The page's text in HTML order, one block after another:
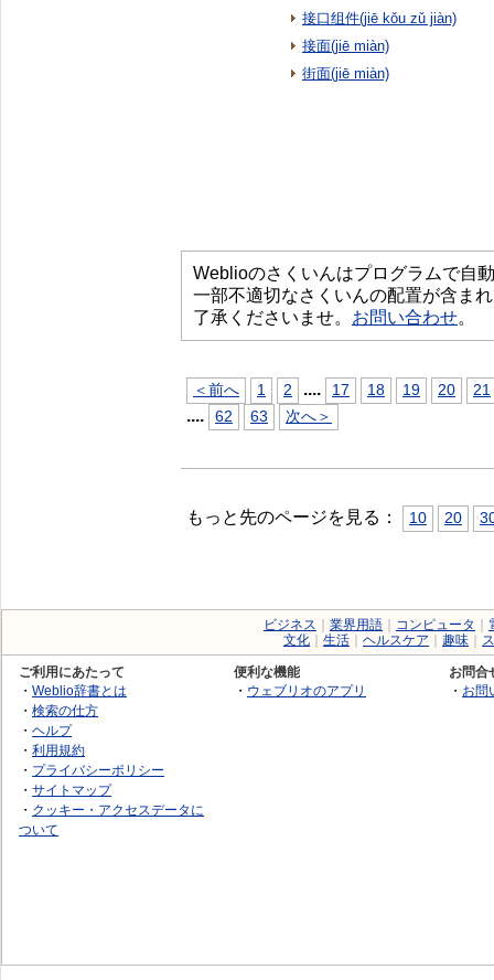
接口组件(jiē kǒu zǔ jiàn)
接面(jiē miàn)
街面(jiē miàn)
Weblioのさくいんはプログラムで自
一部不適切なさくいんの配置が含ま
了承くださいませ。 お問い合わせ。
＜前へ 1 2 .... 17 18 19 20 21
.... 62 63 次へ＞
もっと先のページを見る： 10 20
ビジネス 業界用語 コンピュータ
文化
生活 ヘルスケア 趣味
ご利用にあたって
・ Weblio辞書とは
・ 検索の仕方
・ ヘルプ
・ 利用規約
・ プライバシーポリシー
・ サイトマップ
・ クッキー・アクセスデータに
ついて
便利な機能
・ ウェブリオのアプリ
お問合
・ お問